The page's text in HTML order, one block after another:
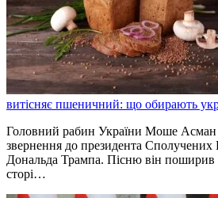
витісняє пшеничний: що обирають
Головний рабин України Моше Асман
звернення до президента
Дональда Трампа. Пісню він поширив
сторі…